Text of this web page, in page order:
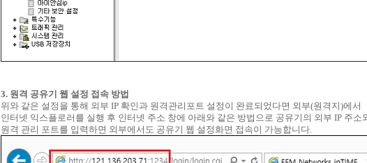
3. 원격 공유기 웹 설정 접속 방법
위와 같은 설정을 통해 외부 IP 확인과 원격관리포트 설정이 완료되었다면 외부(원격지)에서
인터넷 익스플로러를 실행 후 인터넷 주소 창에 아래와 같은 방법으로 공유기의 외부 IP 주소
원격 관리 포트를 입력하면 외부에서도 공유기 웹 설정화면 접속이 가능합니다.